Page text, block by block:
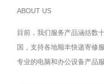
ABOUT US
目前，我们服务产品涵括数
国，支持各地顺丰快递寄修
专业的电脑和办公设备产品服